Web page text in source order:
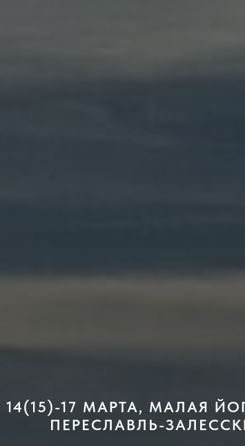
14(15)-17 МАРТА, МАЛАЯ
ПЕРЕСЛАВЛЬ-